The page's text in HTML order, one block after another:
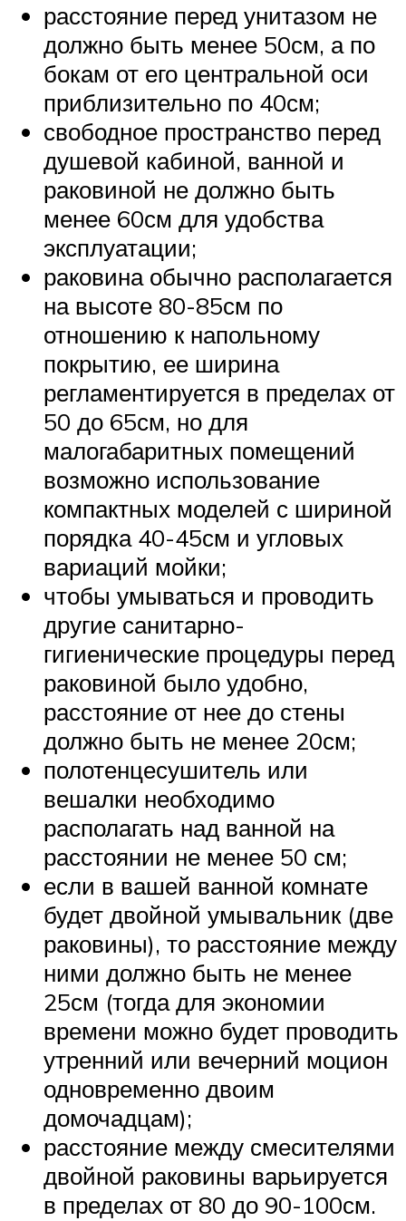
расстояние перед унитазом не
должно быть менее 50см, а по
бокам от его центральной оси
приблизительно по 40см;
свободное пространство перед
душевой кабиной, ванной и
раковиной не должно быть
менее 60см для удобства
эксплуатации;
раковина обычно располагается
на высоте 80-85см по
отношению к напольному
покрытию, ее ширина
регламентируется в пределах от
50 до 65см, но для
малогабаритных помещений
возможно использование
компактных моделей с шириной
порядка 40-45см и угловых
вариаций мойки;
чтобы умываться и проводить
другие санитарно-
гигиенические процедуры перед
раковиной было удобно,
расстояние от нее до стены
должно быть не менее 20см;
полотенцесушитель или
вешалки необходимо
располагать над ванной на
расстоянии не менее 50 см;
если в вашей ванной комнате
будет двойной умывальник (две
раковины), то расстояние между
ними должно быть не менее
25см (тогда для экономии
времени можно будет проводить
утренний или вечерний моцион
одновременно двоим
домочадцам);
расстояние между смесителями
двойной раковины варьируется
в пределах от 80 до 90-100см.